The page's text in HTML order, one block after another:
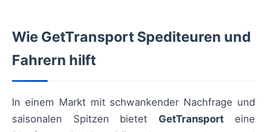
Wie GetTransport Spediteuren und
Fahrern hilft
In einem Markt mit schwankender Nachfrage und
saisonalen Spitzen bietet GetTransport eine